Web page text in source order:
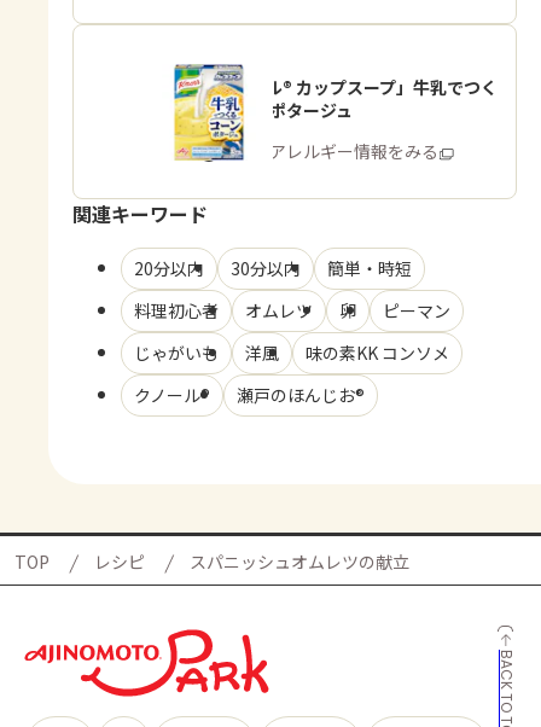
「クノール® カップスープ」牛乳でつく
る コーンポタージュ
商品・アレルギー情報をみる
関連キーワード
20分以内 30分以内
簡単・時短
料理初心者
オムレツ 卵
ピーマン
じゃがいも
洋風
味の素KK コンソメ
クノール®
瀬戸のほんじお®
TOP レシピ スパニッシュオムレツの献立
BACK TO TOP